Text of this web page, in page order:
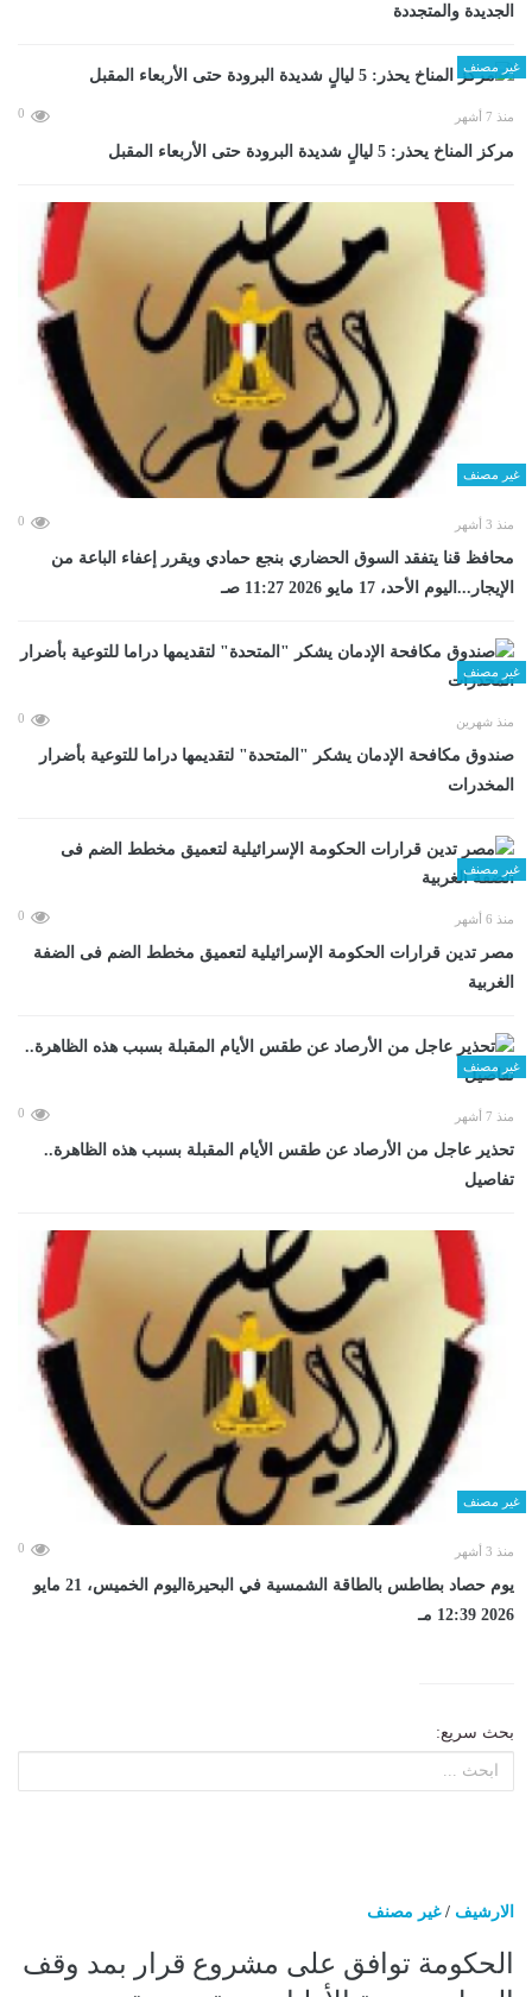
الجديدة والمتجددة
غير مصنف
منذ 7 أشهر 0
مركز المناخ يحذر: 5 ليالٍ شديدة البرودة حتى الأربعاء المقبل
غير مصنف
منذ 3 أشهر 0
محافظ قنا يتفقد السوق الحضاري بنجع حمادي ويقرر إعفاء الباعة من
الإيجار...اليوم الأحد، 17 مايو 2026 11:27 صـ
غير مصنف
منذ شهرين 0
صندوق مكافحة الإدمان يشكر "المتحدة" لتقديمها دراما للتوعية بأضرار
المخدرات
غير مصنف
منذ 6 أشهر 0
مصر تدين قرارات الحكومة الإسرائيلية لتعميق مخطط الضم فى الضفة
الغربية
غير مصنف
منذ 7 أشهر 0
تحذير عاجل من الأرصاد عن طقس الأيام المقبلة بسبب هذه الظاهرة..
تفاصيل
غير مصنف
منذ 3 أشهر 0
يوم حصاد بطاطس بالطاقة الشمسية في البحيرةاليوم الخميس، 21 مايو
2026 12:39 مـ
بحث سريع:
الارشيف /غير مصنف
الحكومة توافق على مشروع قرار بمد وقف